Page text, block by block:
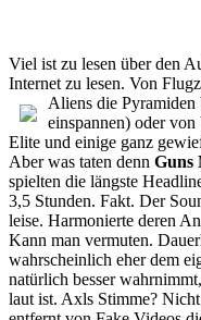
Viel ist zu lesen über den
Internet zu lesen. Von
Aliens die
einspannen) oder
Elite und einige ganz
Aber was taten denn Guns
spielten die längste
3,5 Stunden. Fakt. Der
leise. Harmonierte deren
Kann man vermuten.
wahrscheinlich eher dem
natürlich besser
laut ist. Axls Stimme?